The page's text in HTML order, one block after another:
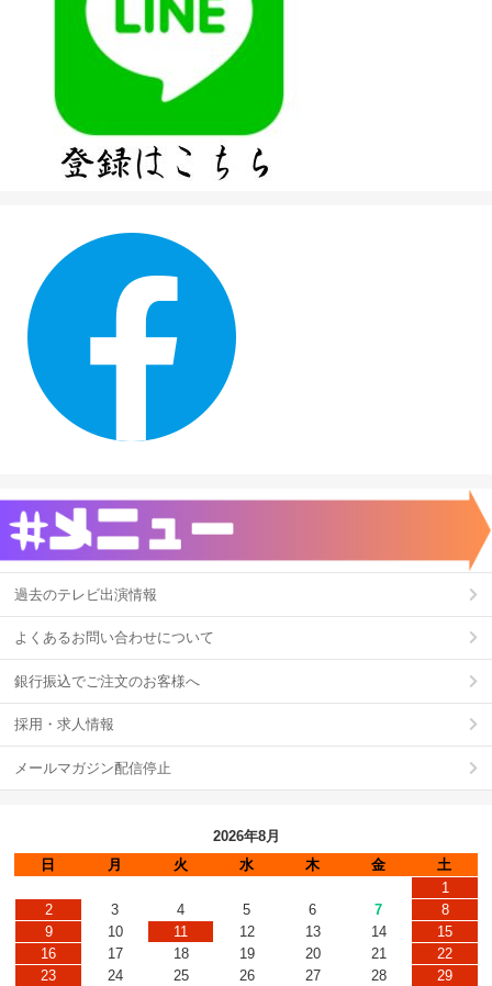
過去のテレビ出演情報
よくあるお問い合わせについて
銀行振込でご注文のお客様へ
採用・求人情報
メールマガジン配信停止
2026年8月
日
月 火 水 木 金
土
1
2
3 4 5 6 7
8
9
10 11 12 13 14
15
16
17 18 19 20 21
22
23
24 25 26 27 28 29